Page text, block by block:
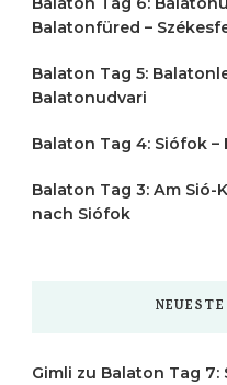
Balatonfüred –
Balaton Tag 5:
Balatonudvari
Balaton Tag 4: Siófok –
Balaton Tag 3: Am
nach Siófok
Gimli zu Balaton Tag 7: